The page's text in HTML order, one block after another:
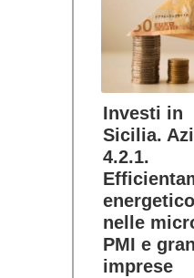
Investi in
Sicilia.
4.2.1.
energetico
nelle
PMI e
imprese